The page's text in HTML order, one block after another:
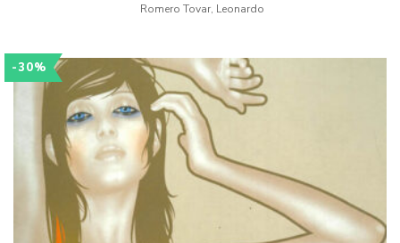
original
$81,53.
actual
$69,30.
Romero Tovar, Leonardo
-30%